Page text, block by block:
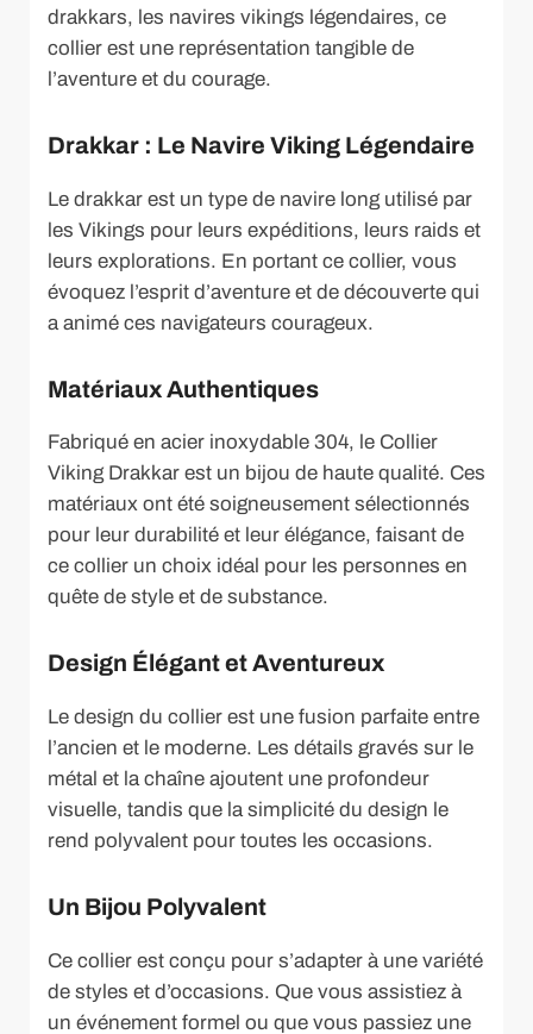
drakkars, les navires vikings légendaires, ce
collier est une représentation tangible de
l’aventure et du courage.
Drakkar : Le Navire Viking Légendaire
Le drakkar est un type de navire long utilisé par
les Vikings pour leurs expéditions, leurs raids et
leurs explorations. En portant ce collier, vous
évoquez l’esprit d’aventure et de découverte qui
a animé ces navigateurs courageux.
Matériaux Authentiques
Fabriqué en acier inoxydable 304, le Collier
Viking Drakkar est un bijou de haute qualité. Ces
matériaux ont été soigneusement sélectionnés
pour leur durabilité et leur élégance, faisant de
ce collier un choix idéal pour les personnes en
quête de style et de substance.
Design Élégant et Aventureux
Le design du collier est une fusion parfaite entre
l’ancien et le moderne. Les détails gravés sur le
métal et la chaîne ajoutent une profondeur
visuelle, tandis que la simplicité du design le
rend polyvalent pour toutes les occasions.
Un Bijou Polyvalent
Ce collier est conçu pour s’adapter à une variété
de styles et d’occasions. Que vous assistiez à
un événement formel ou que vous passiez une